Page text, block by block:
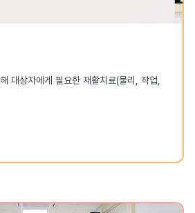
대상자에게 필요한 재활치료(물리, 작업,